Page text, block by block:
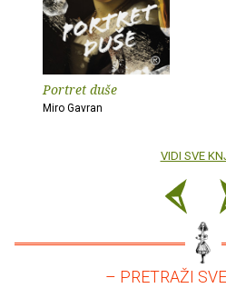
Portret duše
Miro Gavran
VIDI SVE
– PRETRAŽI